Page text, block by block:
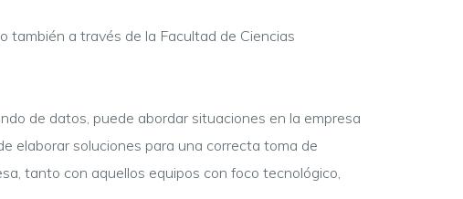
también a través de la Facultad de Ciencias
de datos, puede abordar situaciones en la empresa
elaborar soluciones para una correcta toma de
tanto con aquellos equipos con foco tecnológico,